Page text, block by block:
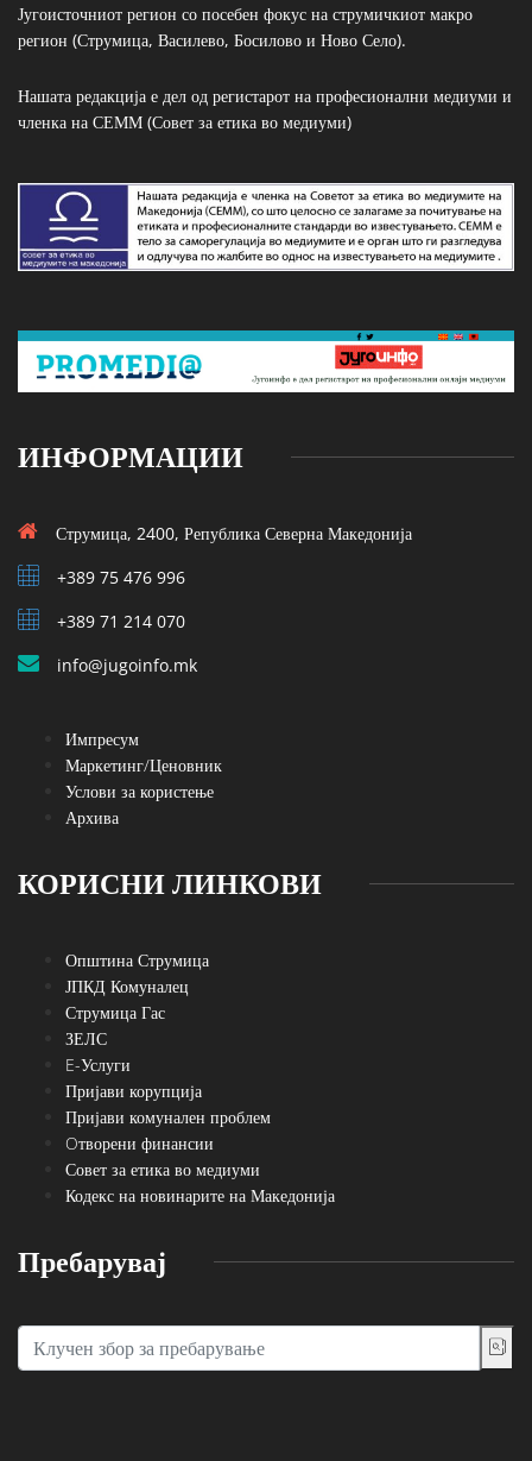
Југоисточниот регион со посебен фокус на струмичкиот макро
регион (Струмица, Василево, Босилово и Ново Село).
Нашата редакција е дел од регистарот на професионални медиуми и
членка на СЕММ (Совет за етика во медиуми)
ИНФОРМАЦИИ
Струмица, 2400, Република Северна Македонија
+389 75 476 996
+389 71 214 070
info@jugoinfo.mk
Импресум
Маркетинг/Ценовник
Услови за користење
Архива
КОРИСНИ ЛИНКОВИ
Општина Струмица
ЈПКД Комуналец
Струмица Гас
ЗЕЛС
E-Услуги
Пријави корупција
Пријави комунален проблем
Oтворени финансии
Совет за етика во медиуми
Кодекс на новинарите на Македонија
Пребарувај